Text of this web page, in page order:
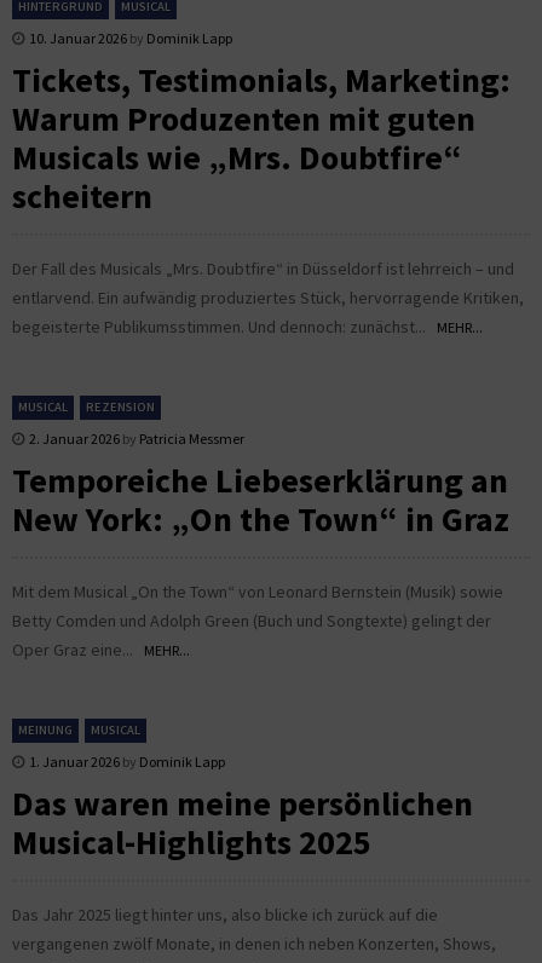
HINTERGRUND MUSICAL
10. Januar 2026 by Dominik Lapp
Tickets, Testimonials, Marketing:
Warum Produzenten mit guten
Musicals wie „Mrs. Doubtfire“
scheitern
Der Fall des Musicals „Mrs. Doubtfire“ in Düsseldorf ist lehrreich – und
entlarvend. Ein aufwändig produziertes Stück, hervorragende Kritiken,
begeisterte Publikumsstimmen. Und dennoch: zunächst...
MEHR...
MUSICAL REZENSION
2. Januar 2026 by Patricia Messmer
Temporeiche Liebeserklärung an
New York: „On the Town“ in Graz
Mit dem Musical „On the Town“ von Leonard Bernstein (Musik) sowie
Betty Comden und Adolph Green (Buch und Songtexte) gelingt der
Oper Graz eine...
MEHR...
MEINUNG MUSICAL
1. Januar 2026 by Dominik Lapp
Das waren meine persönlichen
Musical-Highlights 2025
Das Jahr 2025 liegt hinter uns, also blicke ich zurück auf die
vergangenen zwölf Monate, in denen ich neben Konzerten, Shows,